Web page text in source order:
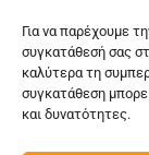
Για να παρέχουμε
συγκατάθεσή σας
καλύτερα τη
συγκατάθεση
και δυνατότητες.
© Copyright: